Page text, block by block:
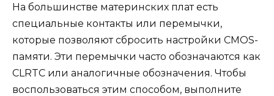
На большинстве материнских плат есть
специальные контакты или перемычки,
которые позволяют сбросить настройки CMOS-
памяти. Эти перемычки часто обозначаются как
CLRTC или аналогичные обозначения. Чтобы
воспользоваться этим способом, выполните